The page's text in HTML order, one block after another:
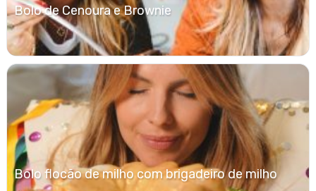
Bolo de Cenoura e Brownie
Bolo flocão de milho com brigadeiro de milho